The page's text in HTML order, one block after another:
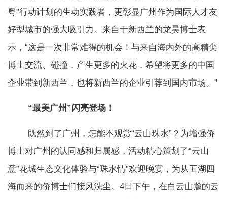
粤”行动计划的生动实践者，更彰显广州作为国际人才友
好型城市的强大吸引力。来自于新西兰的龙昊博士表
示，“这是一次非常难得的机会！与来自海内外的高精尖
博士交流、碰撞，产生更多的火花，希望将更多的中国
企业带到新西兰，也将新西兰的企业引荐到国内市场。”
“最美广州”闪亮登场！
既然到了广州，怎能不观赏“云山珠水”？为增强侨
博士对广州的认同感和归属感，活动精心策划了“云山
意”花城生态文化体验与“珠水情”欢迎晚宴，为从五湖四
海而来的侨博士们接风洗尘。4日下午，在白云山麓的云